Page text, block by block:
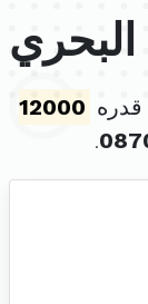
12000
.